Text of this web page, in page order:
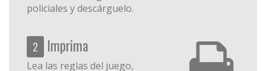
policiales y descárguelo.
2 Imprima
Lea las reglas del juego,